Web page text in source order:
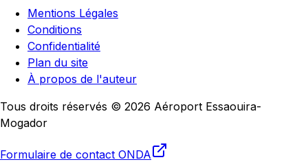
Mentions Légales
Conditions
Confidentialité
Plan du site
À propos de l'auteur
Tous droits réservés © 2026 Aéroport Essaouira-
Mogador
Formulaire de contact ONDA